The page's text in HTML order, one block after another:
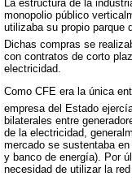
La estructura de la
monopolio público
utilizaba su propio parque
Dichas compras se
con contratos de corto
electricidad.
Como CFE era la única
empresa del Estado
bilaterales entre
de la electricidad,
mercado se sustentaba
y banco de energía). Por
necesidad de utilizar la